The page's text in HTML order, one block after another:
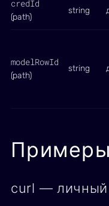
credId
(path)
string
modelRowId
(path)
string
Примеры
curl —